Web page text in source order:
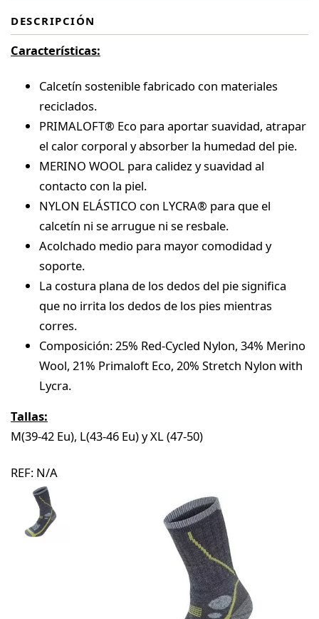
DESCRIPCIÓN
Características:
Calcetín sostenible fabricado con materiales
reciclados.
PRIMALOFT® Eco para aportar suavidad, atrapar
el calor corporal y absorber la humedad del pie.
MERINO WOOL para calidez y suavidad al
contacto con la piel.
NYLON ELÁSTICO con LYCRA® para que el
calcetín ni se arrugue ni se resbale.
Acolchado medio para mayor comodidad y
soporte.
La costura plana de los dedos del pie significa
que no irrita los dedos de los pies mientras
corres.
Composición: 25% Red-Cycled Nylon, 34% Merino
Wool, 21% Primaloft Eco, 20% Stretch Nylon with
Lycra.
Tallas:
M(39-42 Eu), L(43-46 Eu) y XL (47-50)
REF: N/A